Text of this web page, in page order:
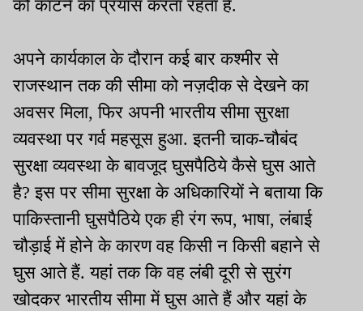
को काटने का प्रयास करता रहता है.
अपने कार्यकाल के दौरान कई बार कश्मीर से
राजस्थान तक की सीमा को नज़दीक से देखने का
अवसर मिला, फिर अपनी भारतीय सीमा सुरक्षा
व्यवस्था पर गर्व महसूस हुआ. इतनी चाक-चौबंद
सुरक्षा व्यवस्था के बावजूद घुसपैठिये कैसे घुस आते
है? इस पर सीमा सुरक्षा के अधिकारियों ने बताया कि
पाकिस्तानी घुसपैठिये एक ही रंग रूप, भाषा, लंबाई
चौड़ाई में होने के कारण वह किसी न किसी बहाने से
घुस आते हैं. यहां तक कि वह लंबी दूरी से सुरंग
खोदकर भारतीय सीमा में घुस आते हैं और यहां के